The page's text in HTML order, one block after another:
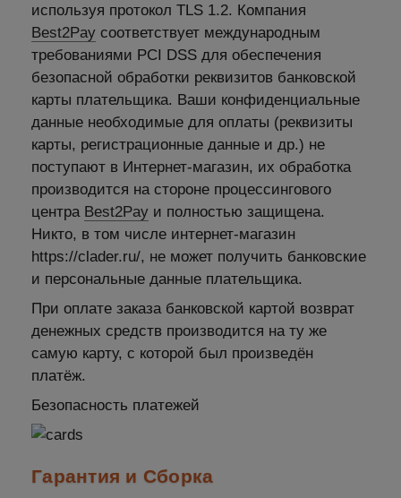
используя протокол TLS 1.2. Компания
Best2Pay соответствует международным
требованиями PCI DSS для обеспечения
безопасной обработки реквизитов банковской
карты плательщика. Ваши конфиденциальные
данные необходимые для оплаты (реквизиты
карты, регистрационные данные и др.) не
поступают в Интернет-магазин, их обработка
производится на стороне процессингового
центра Best2Pay и полностью защищена.
Никто, в том числе интернет-магазин
https://clader.ru/, не может получить банковские
и персональные данные плательщика.
При оплате заказа банковской картой возврат
денежных средств производится на ту же
самую карту, с которой был произведён
платёж.
Безопасность платежей
Гарантия и Сборка